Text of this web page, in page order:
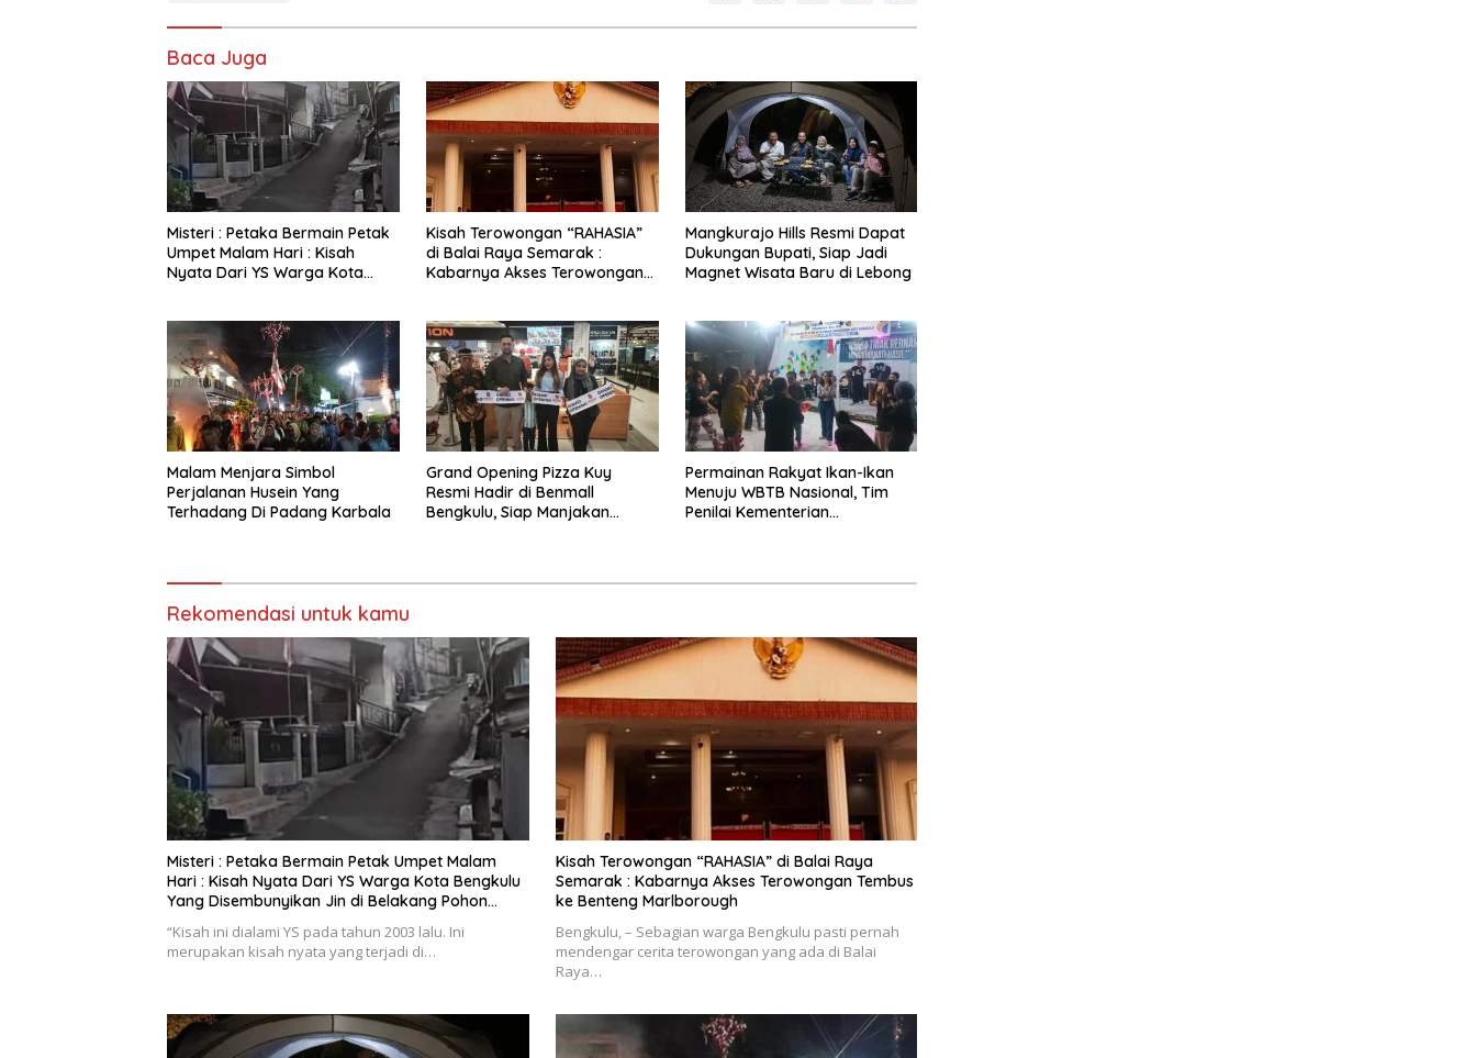
Baca Juga
Misteri : Petaka Bermain Petak
Umpet Malam Hari : Kisah
Nyata Dari YS Warga Kota
Belimbing
Kisah Terowongan “RAHASIA”
di Balai Raya Semarak :
Kabarnya Akses Terowongan
Mangkurajo Hills Resmi Dapat
Dukungan Bupati, Siap Jadi
Magnet Wisata Baru di Lebong
Malam Menjara Simbol
Perjalanan Husein Yang
Terhadang Di Padang Karbala
Grand Opening Pizza Kuy
Resmi Hadir di Benmall
Bengkulu, Siap Manjakan
Permainan Rakyat Ikan-Ikan
Menuju WBTB Nasional, Tim
Penilai Kementerian
Rekomendasi untuk kamu
Misteri : Petaka Bermain Petak Umpet Malam
Hari : Kisah Nyata Dari YS Warga Kota Bengkulu
Yang Disembunyikan Jin di Belakang Pohon
“Kisah ini dialami YS pada tahun 2003 lalu. Ini
merupakan kisah nyata yang terjadi di…
Kisah Terowongan “RAHASIA” di Balai Raya
Semarak : Kabarnya Akses Terowongan Tembus
ke Benteng Marlborough
Bengkulu, – Sebagian warga Bengkulu pasti pernah
mendengar cerita terowongan yang ada di Balai
Raya…